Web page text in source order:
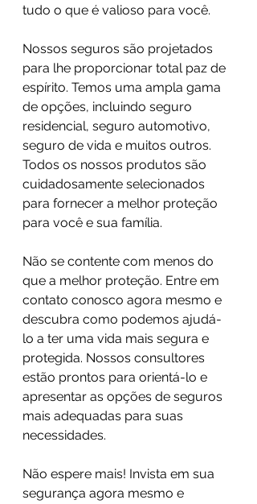
tudo o que é valioso para você.
Nossos seguros são projetados
para lhe proporcionar total paz de
espírito. Temos uma ampla gama
de opções, incluindo seguro
residencial, seguro automotivo,
seguro de vida e muitos outros.
Todos os nossos produtos são
cuidadosamente selecionados
para fornecer a melhor proteção
para você e sua família.
Não se contente com menos do
que a melhor proteção. Entre em
contato conosco agora mesmo e
descubra como podemos ajudá-
lo a ter uma vida mais segura e
protegida. Nossos consultores
estão prontos para orientá-lo e
apresentar as opções de seguros
mais adequadas para suas
necessidades.
Não espere mais! Invista em sua
segurança agora mesmo e